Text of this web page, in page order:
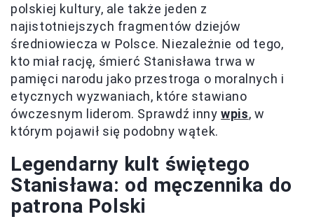
polskiej kultury, ale także jeden z
najistotniejszych fragmentów dziejów
średniowiecza w Polsce. Niezależnie od tego,
kto miał rację, śmierć Stanisława trwa w
pamięci narodu jako przestroga o moralnych i
etycznych wyzwaniach, które stawiano
ówczesnym liderom. Sprawdź innywpis, w
którym pojawił się podobny wątek.
Legendarny kult świętego
Stanisława: od męczennika do
patrona Polski